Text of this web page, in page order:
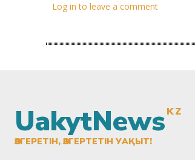
Log in to leave a comment
UakytNewsKZ
ӨЗГЕРЕТІН, ӨЗГЕРТЕТІН УАҚЫТ!